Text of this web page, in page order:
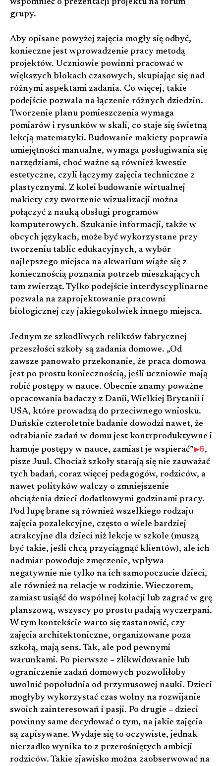
wspomnieć o prezentacji projektu na forum
grupy.
Aby opisane powyżej zajęcia mogły się odbyć,
konieczne jest wprowadzenie pracy metodą
projektów. Uczniowie powinni pracować w
większych blokach czasowych, skupiając się nad
różnymi aspektami zadania. Co więcej, takie
podejście pozwala na łączenie różnych dziedzin.
Tworzenie planu pomieszczenia wymaga
pomiarów i rysunków w skali, co staje się świetną
lekcją matematyki. Budowanie makiety poprawia
umiejętności manualne, wymaga posługiwania się
narzędziami, choć ważne są również kwestie
estetyczne, czyli łączymy zajęcia techniczne z
plastycznymi. Z kolei budowanie wirtualnej
makiety czy tworzenie wizualizacji można
połączyć z nauką obsługi programów
komputerowych. Szukanie informacji, także w
obcych językach, może być wykorzystane przy
tworzeniu tablic edukacyjnych, a wybór
najlepszego miejsca na akwarium wiąże się z
koniecznością poznania potrzeb mieszkających
tam zwierząt. Tylko podejście interdyscyplinarne
pozwala na zaprojektowanie pracowni
biologicznej czy jakiegokolwiek innego miejsca.
Jednym ze szkodliwych reliktów fabrycznej
przeszłości szkoły są zadania domowe. „Od
zawsze panowało przekonanie, że praca domowa
jest po prostu koniecznością, jeśli uczniowie mają
robić postępy w nauce. Obecnie znamy poważne
opracowania badaczy z Danii, Wielkiej Brytanii i
USA, które prowadzą do przeciwnego wniosku.
Duńskie czteroletnie badanie dowodzi nawet, że
odrabianie zadań w domu jest kontrproduktywne i
hamuje postępy w nauce, zamiast je wspierać”
6,
pisze Juul. Chociaż szkoły starają się nie zauważać
tych badań, coraz więcej pedagogów, rodziców, a
nawet polityków walczy o zmniejszenie
obciążenia dzieci dodatkowymi godzinami pracy.
Pod lupę brane są również wszelkiego rodzaju
zajęcia pozalekcyjne, często o wiele bardziej
atrakcyjne dla dzieci niż lekcje w szkole (muszą
być takie, jeśli chcą przyciągnąć klientów), ale ich
nadmiar powoduje zmęczenie, wpływa
negatywnie nie tylko na ich samopoczucie dzieci,
ale również na relacje w rodzinie. Wieczorem,
zamiast usiąść do wspólnej kolacji lub zagrać w grę
planszową, wszyscy po prostu padają wyczerpani.
W tym kontekście warto się zastanowić, czy
zajęcia architektoniczne, organizowane poza
szkołą, mają sens. Tak, ale pod pewnymi
warunkami. Po pierwsze – zlikwidowanie lub
ograniczenie zadań domowych pozwoliłoby
uwolnić popołudnia od przymusowej nauki. Dzieci
mogłyby wykorzystać czas wolny na rozwijanie
swoich zainteresowań i pasji. Po drugie – dzieci
powinny same decydować o tym, na jakie zajęcia
są zapisywane. Wydaje się to oczywiste, jednak
nierzadko wynika to z przerośniętych ambicji
rodziców. Takie zjawisko można zaobserwować na